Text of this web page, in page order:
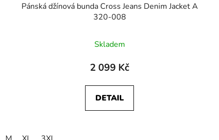
Pánská džínová bunda Cross Jeans Denim Jacket A
320-008
Skladem
2 099 Kč
DETAIL